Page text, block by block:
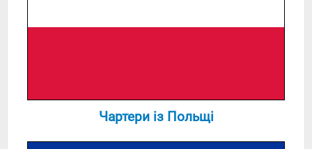
Чартери із Польщі